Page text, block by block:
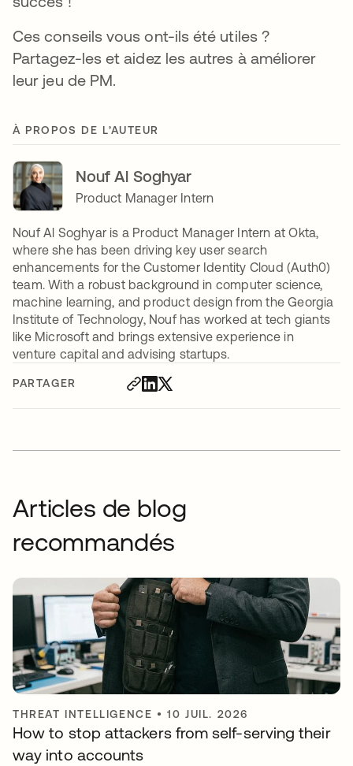
PARTAGER
Ces conseils vous ont-ils été utiles ?
Partagez-les et aidez les autres à améliorer
leur jeu de PM.
À PROPOS DE L’AUTEUR
Nouf Al Soghyar
Product Manager Intern
Nouf Al Soghyar is a Product Manager Intern at Okta,
where she has been driving key user search
enhancements for the Customer Identity Cloud (Auth0)
team. With a robust background in computer science,
machine learning, and product design from the Georgia
Institute of Technology, Nouf has worked at tech giants
like Microsoft and brings extensive experience in
venture capital and advising startups.
Articles de blog
recommandés
THREAT INTELLIGENCE •10 JUIL. 2026
How to stop attackers from self-serving their
way into accounts